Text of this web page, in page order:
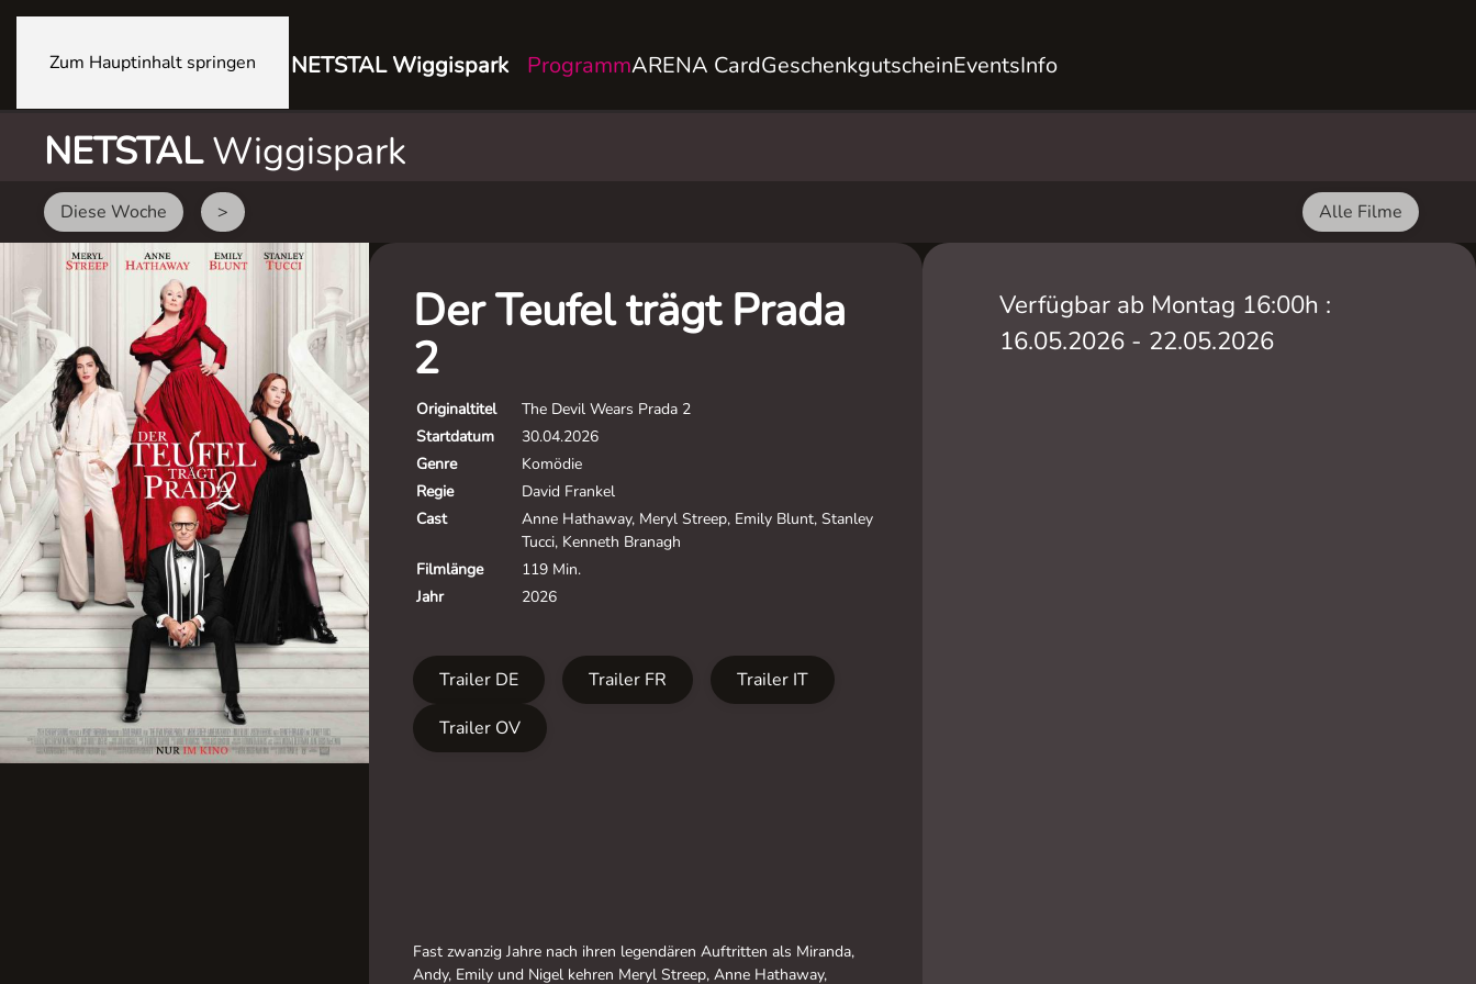
Zum Hauptinhalt springen NETSTAL Wiggispark ProgrammARENA CardGeschenkgutscheinEventsInfo
NETSTALWiggispark
Diese Woche > Alle Filme
Der Teufel trägt Prada
2
Originaltitel
The Devil Wears Prada 2
Startdatum
30.04.2026
Genre
Komödie
Regie
David Frankel
Cast
Anne Hathaway, Meryl Streep, Emily Blunt, Stanley
Tucci, Kenneth Branagh
Filmlänge
119 Min.
Jahr
2026
Trailer DE Trailer FR
Trailer IT
Trailer OV
Fast zwanzig Jahre nach ihren legendären Auftritten als Miranda,
Andy, Emily und Nigel kehren Meryl Streep, Anne Hathaway,
Verfügbar ab Montag 16:00h :
16.05.2026 - 22.05.2026